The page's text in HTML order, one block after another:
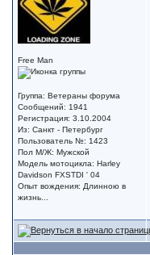
Free Man
Группа: Ветераны форума
Сообщений: 1941
Регистрация: 3.10.2004
Из: Санкт - Петербург
Пользователь №: 1423
Пол М/Ж: Мужской
Модель мотоцикла: Harley
Davidson FXSTDI ' 04
Опыт вождения: Длинною в
жизнь...